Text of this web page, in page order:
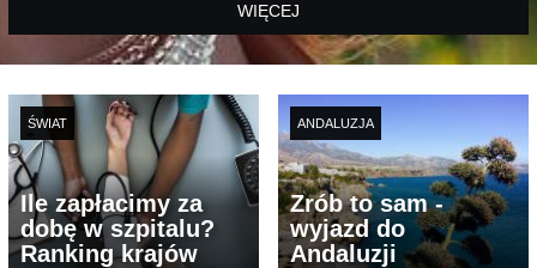
WIĘCEJ
ŚWIAT
Ile zapłacimy za
dobę w szpitalu?
Ranking krajów
ANDALUZJA
Zrób to sam -
wyjazd do
Andaluzji